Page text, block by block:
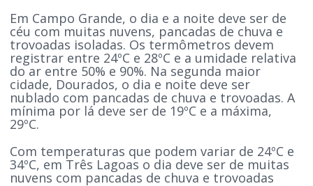
Em Campo Grande, o dia e a noite deve ser de
céu com muitas nuvens, pancadas de chuva e
trovoadas isoladas. Os termômetros devem
registrar entre 24ºC e 28ºC e a umidade relativa
do ar entre 50% e 90%. Na segunda maior
cidade, Dourados, o dia e noite deve ser
nublado com pancadas de chuva e trovoadas. A
mínima por lá deve ser de 19ºC e a máxima,
29ºC.
Com temperaturas que podem variar de 24ºC e
34ºC, em Três Lagoas o dia deve ser de muitas
nuvens com pancadas de chuva e trovoadas